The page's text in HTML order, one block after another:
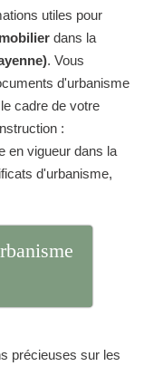
utiles pour
dans la
. Vous
d'urbanisme
cadre de votre
:
en vigueur dans la
d'urbanisme,
précieuses sur les